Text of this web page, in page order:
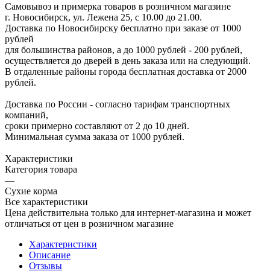
Самовывоз и примерка товаров в розничном магазине
г. Новосибирск, ул. Лежена 25, с 10.00 до 21.00.
Доставка по Новосибирску бесплатно при заказе от 1000
рублей
для большинства районов, а до 1000 рублей - 200 рублей,
осуществляется до дверей в день заказа или на следующий.
В отдаленные районы города бесплатная доставка от 2000
рублей.
Доставка по России - согласно тарифам транспортных
компаний,
сроки примерно составляют от 2 до 10 дней.
Минимальная сумма заказа от 1000 рублей.
Характеристики
Категория товара
—
Сухие корма
Все характеристики
Цена действительна только для интернет-магазина и может
отличаться от цен в розничном магазине
Характеристики
Описание
Отзывы